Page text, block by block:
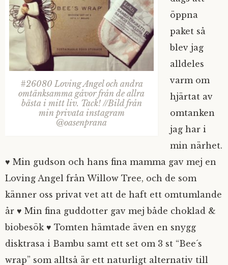
#26080 Loving Angel och andra
omtänksamma gåvor från de allra
bästa i mitt liv. Tack! //Bild från
min privata instagram
@oasenprana
öppna
paket så
blev jag
alldeles
varm om
hjärtat av
omtanken
jag har i
min närhet.
♥ Min gudson och hans fina mamma gav mej en
Loving Angel från Willow Tree, och de som
känner oss privat vet att de haft ett omtumlande
år ♥ Min fina guddotter gav mej både choklad &
biobesök ♥ Tomten hämtade även en snygg
disktrasa i Bambu samt ett set om 3 st “Bee´s
wrap” som alltså är ett naturligt alternativ till